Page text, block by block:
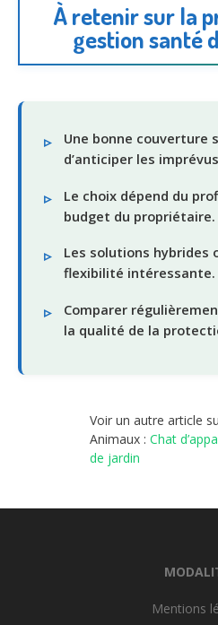
À retenir sur la
gestion santé
Une bonne couverture
d’anticiper les
Le choix dépend du
budget du propriétaire.
Les solutions hybrides
flexibilité intéressante.
Comparer
la qualité de la
Voir un autre article
Animaux : Chat
de jardin
Mentions